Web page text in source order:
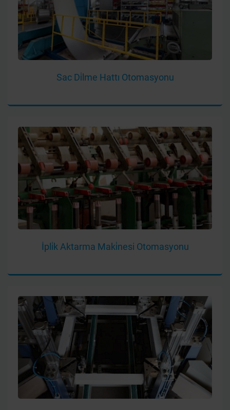
Sac Di̇lme Hattı Otomasyonu
İpli̇k Aktarma Maki̇nesi Otomasyonu